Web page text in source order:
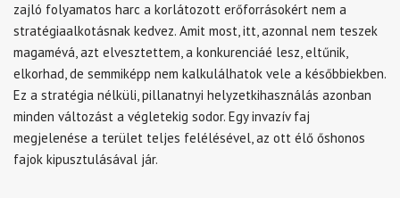
zajló folyamatos harc a korlátozott erőforrásokért nem a
stratégiaalkotásnak kedvez. Amit most, itt, azonnal nem teszek
magamévá, azt elvesztettem, a konkurenciáé lesz, eltűnik,
elkorhad, de semmiképp nem kalkulálhatok vele a későbbiekben.
Ez a stratégia nélküli, pillanatnyi helyzetkihasználás azonban
minden változást a végletekig sodor. Egy invazív faj
megjelenése a terület teljes felélésével, az ott élő őshonos
fajok kipusztulásával jár.